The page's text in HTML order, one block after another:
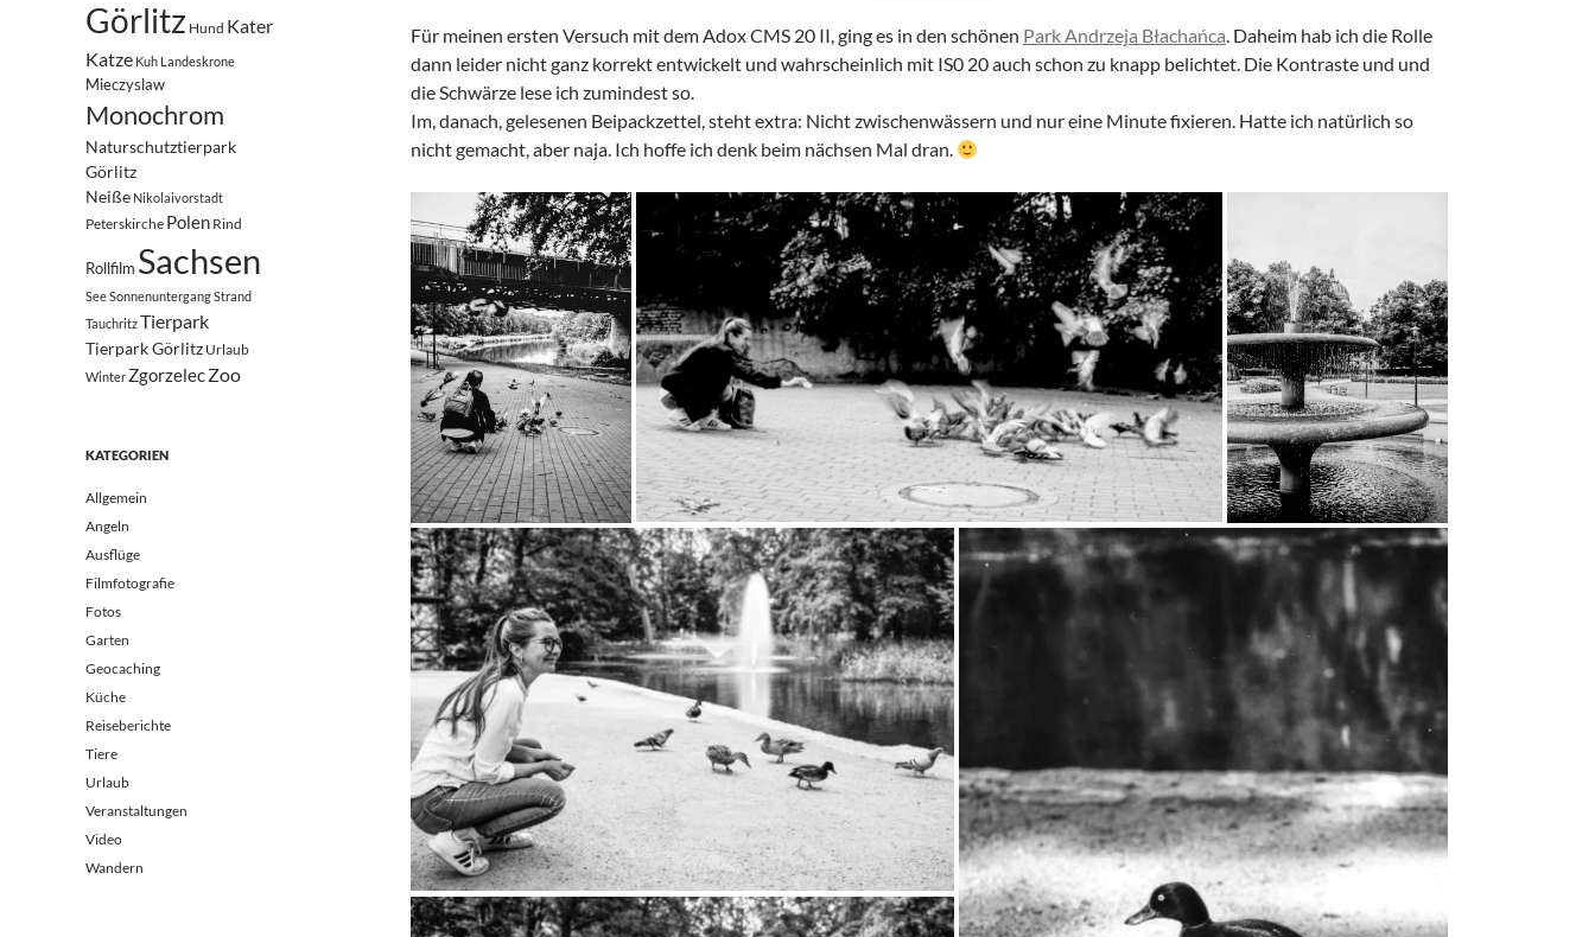
Für meinen ersten Versuch mit dem Adox CMS 20 II, ging es in den schönen Park Andrzeja Błachańca. Daheim hab ich die Rolle
dann leider nicht ganz korrekt entwickelt und wahrscheinlich mit IS0 20 auch schon zu knapp belichtet. Die Kontraste und und
die Schwärze lese ich zumindest so.
Im, danach, gelesenen Beipackzettel, steht extra: Nicht zwischenwässern und nur eine Minute fixieren. Hatte ich natürlich so
nicht gemacht, aber naja. Ich hoffe ich denk beim nächsen Mal dran.
Görlitz Hund Kater
Katze Kuh Landeskrone
Mieczyslaw
Monochrom
Naturschutztierpark
Görlitz
Neiße Nikolaivorstadt
Peterskirche Polen Rind
Rollfilm Sachsen
SeeSonnenuntergangStrand
TauchritzTierpark
Tierpark Görlitz Urlaub
Winter ZgorzelecZoo
KATEGORIEN
Allgemein
Angeln
Ausflüge
Filmfotografie
Fotos
Garten
Geocaching
Küche
Reiseberichte
Tiere
Urlaub
Veranstaltungen
Video
Wandern